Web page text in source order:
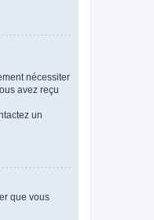
nécessiter
avez reçu
un
que vous